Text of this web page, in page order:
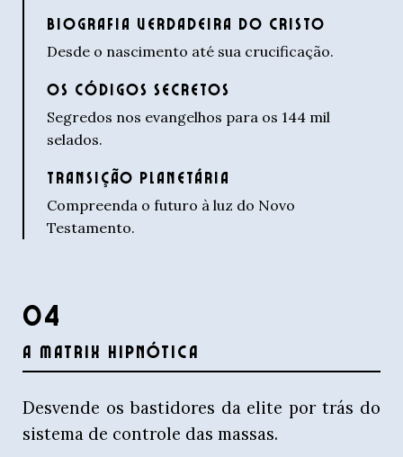
BIOGRAFIA VERDADEIRA DO CRISTO
Desde o nascimento até sua crucificação.
OS CÓDIGOS SECRETOS
Segredos nos evangelhos para os 144 mil
selados.
TRANSIÇÃO PLANETÁRIA
Compreenda o futuro à luz do Novo
Testamento.
04
A MATRIX HIPNÓTICA
Desvende os bastidores da elite por trás do
sistema de controle das massas.